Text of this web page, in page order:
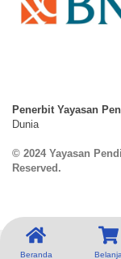
Penerbit Yayasan
Dunia
© 2024 Yayasan
Reserved.
Beranda Belanja